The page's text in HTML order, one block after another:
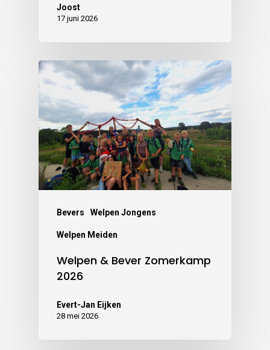
Joost
17 juni 2026
Bevers Welpen Jongens
Welpen Meiden
Welpen & Bever Zomerkamp
2026
Evert-Jan Eijken
28 mei 2026